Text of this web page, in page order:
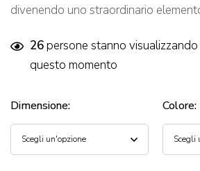
divenendo uno straordinario
26persone stanno
questo momento
Dimensione: Colore: